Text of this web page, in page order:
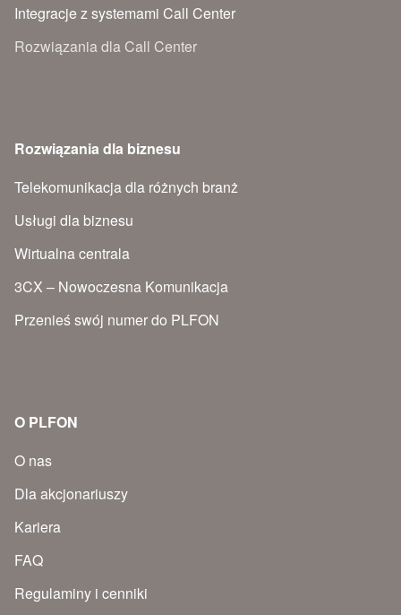
Integracje z systemami Call Center
Rozwiązania dla Call Center
Rozwiązania dla biznesu
Telekomunikacja dla różnych branż
Usługi dla biznesu
Wirtualna centrala
3CX – Nowoczesna Komunikacja
Przenieś swój numer do PLFON
O PLFON
O nas
Dla akcjonariuszy
Kariera
FAQ
Regulaminy i cenniki